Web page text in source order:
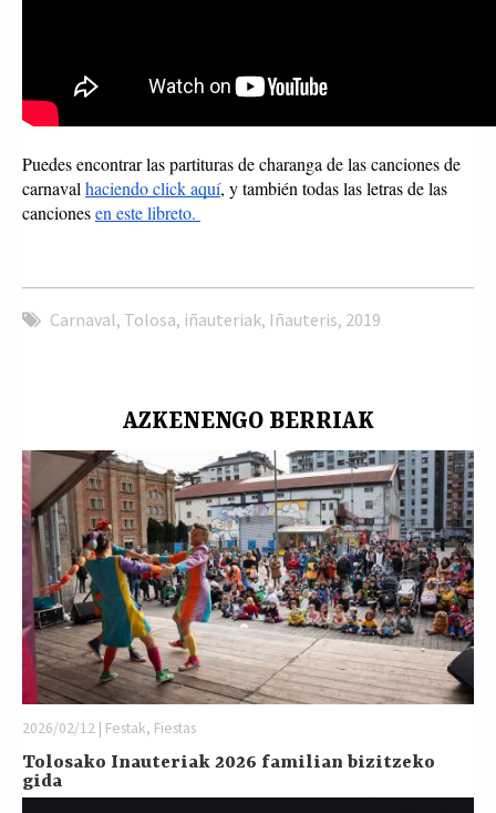
Puedes encontrar las partituras de charanga de las canciones de
carnaval haciendo click aquí, y también todas las letras de las
canciones en este libreto.
Carnaval, Tolosa, iñauteriak, Iñauteris, 2019
AZKENENGO BERRIAK
2026/02/12 | Festak, Fiestas
Tolosako Inauteriak 2026 familian bizitzeko
gida